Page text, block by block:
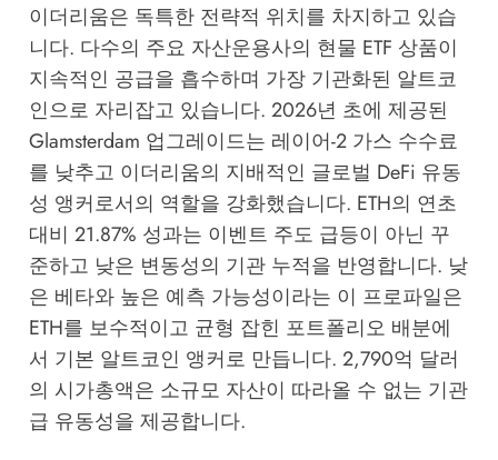
이더리움은 독특한 전략적 위치를 차지하고 있습
니다. 다수의 주요 자산운용사의 현물 ETF 상품이
지속적인 공급을 흡수하며 가장 기관화된 알트코
인으로 자리잡고 있습니다. 2026년 초에 제공된
Glamsterdam 업그레이드는 레이어-2 가스 수수료
를 낮추고 이더리움의 지배적인 글로벌 DeFi 유동
성 앵커로서의 역할을 강화했습니다. ETH의 연초
대비 21.87% 성과는 이벤트 주도 급등이 아닌 꾸
준하고 낮은 변동성의 기관 누적을 반영합니다. 낮
은 베타와 높은 예측 가능성이라는 이 프로파일은
ETH를 보수적이고 균형 잡힌 포트폴리오 배분에
서 기본 알트코인 앵커로 만듭니다. 2,790억 달러
의 시가총액은 소규모 자산이 따라올 수 없는 기관
급 유동성을 제공합니다.